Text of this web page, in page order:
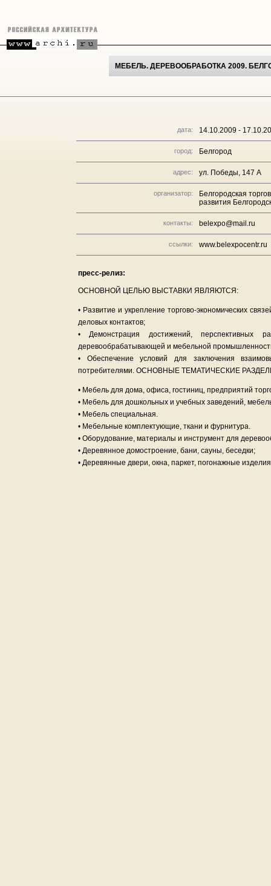
МЕБЕЛЬ. ДЕРЕВООБРАБОТКА 2009.
дата: 14.10.2009 -
город: Белгород
адрес: ул. Победы, 147 А
организатор:
Белгородская
развития
контакты: belexpo@mail.ru
ссылки: www.belexpocentr.ru
пресс-релиз:
ОСНОВНОЙ ЦЕЛЬЮ ВЫСТАВКИ ЯВЛЯЮТСЯ:
• Развитие и укрепление торгово-экономических
деловых контактов;
• Демонстрация достижений, перспективных
деревообрабатывающей и мебельной
• Обеспечение условий для заключения
потребителями. ОСНОВНЫЕ ТЕМАТИЧЕСКИЕ
• Мебель для дома, офиса, гостиниц, предприятий
• Мебель для дошкольных и учебных заведений,
• Мебель специальная.
• Мебельные комплектующие, ткани и фурнитура.
• Оборудование, материалы и инструмент для
• Деревянное домостроение, бани, сауны, беседки;
• Деревянные двери, окна, паркет, погонажные